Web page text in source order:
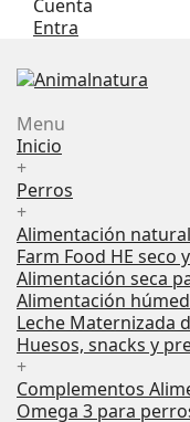
Cuenta
Entra
Menu
Inicio
+
Perros
+
Alimentación
Farm Food HE seco
Alimentación seca
Alimentación
Leche Maternizada
Huesos, snacks y
+
Complementos
Omega 3 para